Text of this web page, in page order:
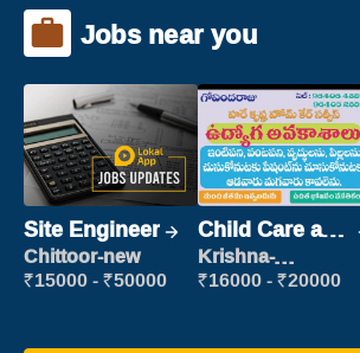
Jobs near you
Site Engineer
Chittoor-new
₹15000 - ₹50000
Child Care and
Patient care
Krishna-
vijayawada
₹16000 - ₹20000